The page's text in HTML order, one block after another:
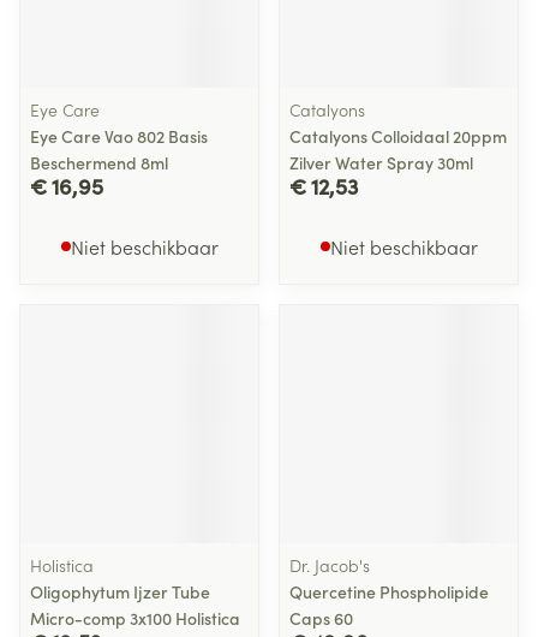
Eye Care
Eye Care Vao 802 Basis
Beschermend 8ml
€ 16,95
Niet beschikbaar
Catalyons
Catalyons Colloidaal 20ppm
Zilver Water Spray 30ml
€ 12,53
Niet beschikbaar
Holistica
Oligophytum Ijzer Tube
Micro-comp 3x100 Holistica
Dr. Jacob's
Quercetine Phospholipide
Caps 60